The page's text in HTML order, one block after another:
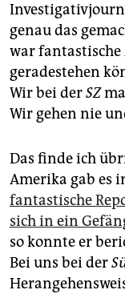
genau das
war fantastische
geradestehen
Wir bei derSZ
Wir gehen nie
Das finde ich
Amerika gab es
fantastische
sich in ein
so konnte er
Bei uns bei der